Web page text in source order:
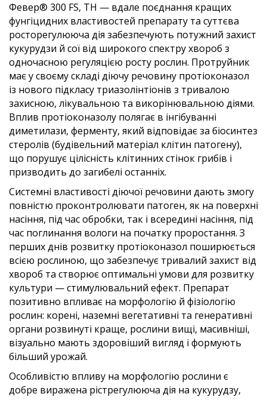
Февер® 300 FS, ТН — вдале поєднання кращих
фунгіцидних властивостей препарату та суттєва
росторегулююча дія забезпечують потужний захист
кукурудзи й сої від широкого спектру хвороб з
одночасною регуляцією росту рослин. Протруйник
має у своєму складі діючу речовину протіоконазол
із нового підкласу триазолінтіонів з тривалою
захисною, лікувальною та викорінювальною діями.
Вплив протіоконазолу полягає в інгібуванні
диметилази, ферменту, який відповідає за біосинтез
стеролів (будівельний матеріал клітин патогену),
що порушує цілісність клітинних стінок грибів і
призводить до загибелі останніх.
Системні властивості діючої речовини дають змогу
повністю проконтролювати патоген, як на поверхні
насіння, під час обробки, так і всередині насіння, під
час поглинання вологи на початку проростання. З
перших днів розвитку протіоконазол поширюється
всією рослиною, що забезпечує тривалий захист від
хвороб та створює оптимальні умови для розвитку
культури — стимулювальний ефект. Препарат
позитивно впливає на морфологію й фізіологію
рослин: корені, наземні вегетативні та генеративні
органи розвинуті краще, рослини вищі, масивніші,
візуально мають здоровіший вигляд і формують
більший урожай.
Особливістю впливу на морфологію рослини є
добре виражена рістрегулююча дія на кукурудзу,